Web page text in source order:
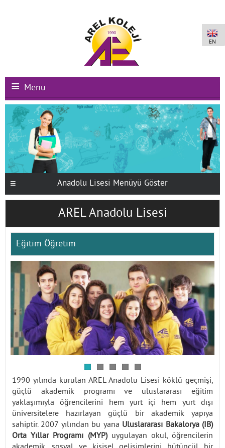
Menu
Ana Sayfa
Kurumsal
Okullarımız
Kampüs Olanakları
İletişim
Anadolu Lisesi Menüyü Göster
AREL Anadolu Lisesi
Eğitim Öğretim
1990 yılında kurulan AREL Anadolu Lisesi köklü geçmişi,
güçlü akademik programı ve uluslararası eğitim
yaklaşımıyla öğrencilerini hem yurt içi hem yurt dışı
üniversitelere hazırlayan güçlü bir akademik yapıya
sahiptir. 2007 yılından bu yana Uluslararası Bakalorya (IB)
Orta Yıllar Programı (MYP)uygulayan okul, öğrencilerin